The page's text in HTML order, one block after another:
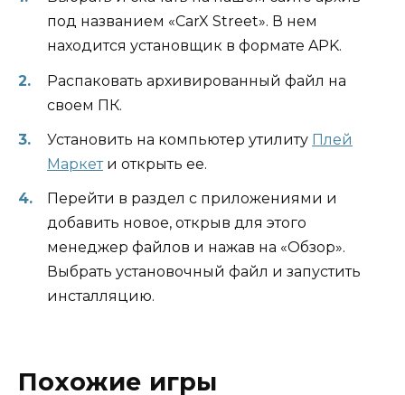
под названием «CarX Street». В нем
находится установщик в формате APK.
Распаковать архивированный файл на
своем ПК.
Установить на компьютер утилиту Плей
Маркети открыть ее.
Перейти в раздел с приложениями и
добавить новое, открыв для этого
менеджер файлов и нажав на «Обзор».
Выбрать установочный файл и запустить
инсталляцию.
Похожие игры